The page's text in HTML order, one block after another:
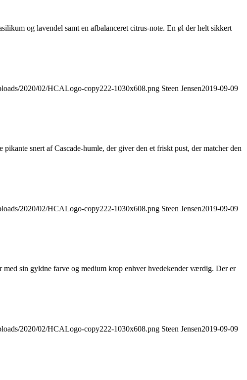
og lavendel samt en afbalanceret citrus-note. En øl der helt sikkert
2020/02/HCALogo-copy222-1030x608.png Steen Jensen2019-09-09
snert af Cascade-humle, der giver den et friskt pust, der matcher den
2020/02/HCALogo-copy222-1030x608.png Steen Jensen2019-09-09
sin gyldne farve og medium krop enhver hvedekender værdig. Der er
2020/02/HCALogo-copy222-1030x608.png Steen Jensen2019-09-09